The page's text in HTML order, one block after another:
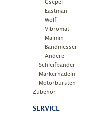
Csepel
Eastman
Wolf
Vibromat
Maimin
Bandmesser
Andere
Schleifbänder
Markernadeln
Motorbürsten
Zubehör
SERVICE